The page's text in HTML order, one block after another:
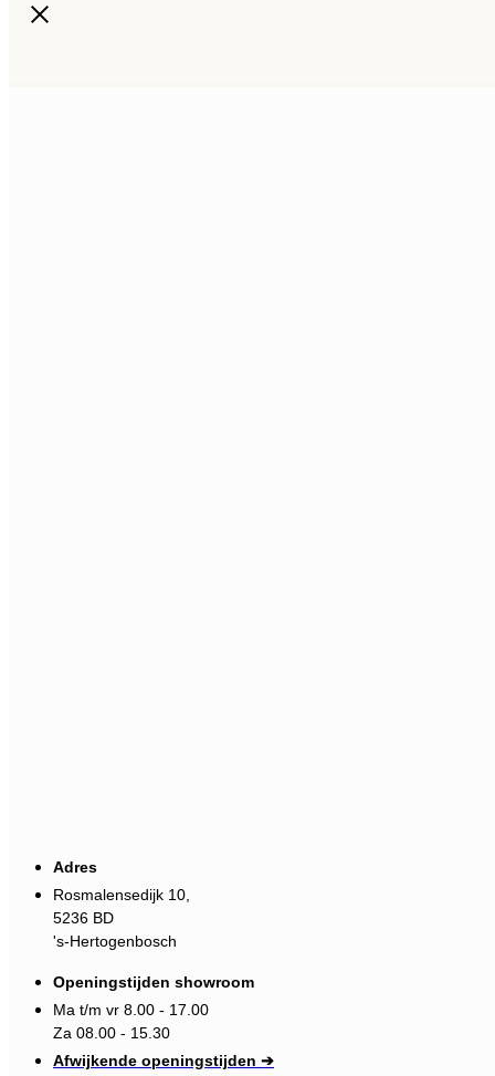
Adres
Rosmalensedijk 10,
5236 BD
's-Hertogenbosch
Openingstijden showroom
Ma t/m vr 8.00 - 17.00
Za 08.00 - 15.30
Afwijkende openingstijden ➔